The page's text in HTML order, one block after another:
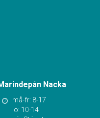
Nacka
må-fr: 8-17
lö: 10-14